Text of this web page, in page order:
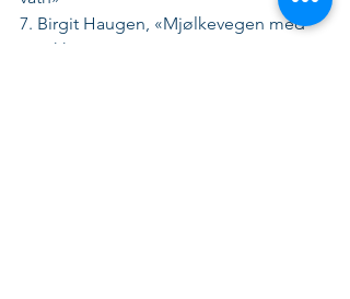
7. Birgit Haugen, «Mjølkevegen med
avstikkere»